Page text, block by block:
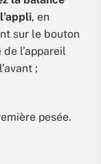
, en
sur le bouton
l’appareil
;
pesée.